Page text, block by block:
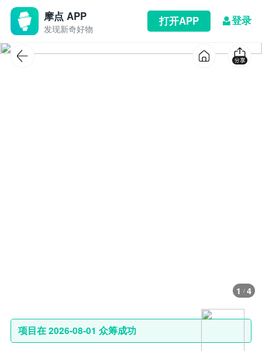
摩点 APP
发现新奇好物
打开APP 登录
1 / 4
项目在 2026-08-01 众筹成功